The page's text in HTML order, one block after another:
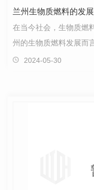
兰州生物质燃料的发
在当今社会，生物质燃
州的生物质燃料发展而
遇。首先，兰州地处我
2024-05-30